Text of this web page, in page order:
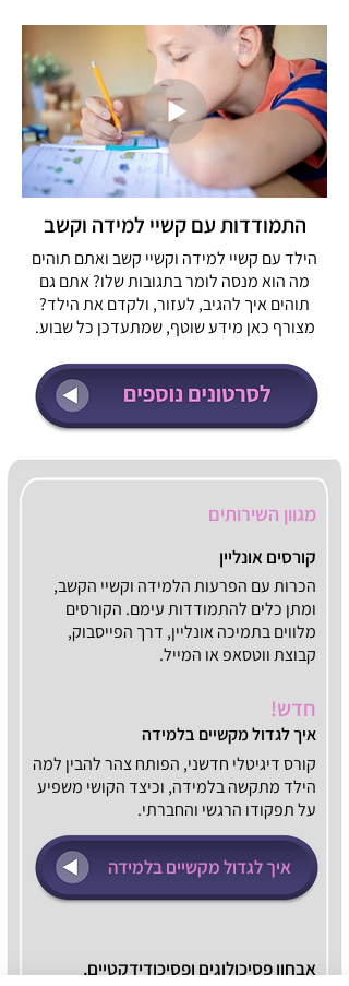
התמודדות עם קשיי למידה וקשב
הילד עם קשיי למידה וקשיי קשב ואתם תוהים
מה הוא מנסה לומר בתגובות שלו? אתם גם
תוהים איך להגיב, לעזור, ולקדם את הילד?
מצורף כאן מידע שוטף, שמתעדכן כל שבוע.
מגוון השירותים
קורסים אונליין
הכרות עם הפרעות הלמידה וקשיי הקשב,
ומתן כלים להתמודדות עימם. הקורסים
מלווים בתמיכה אונליין, דרך הפייסבוק,
קבוצת ווטסאפ או המייל.
חדש!
איך לגדול מקשיים בלמידה
קורס דיגיטלי חדשני, הפותח צהר להבין למה
הילד מתקשה בלמידה, וכיצד הקושי משפיע
על תפקודו הרגשי והחברתי.
איך לגדול מקשיים בלמידה
אבחון פסיכולוגים ופסיכודידקטיים,